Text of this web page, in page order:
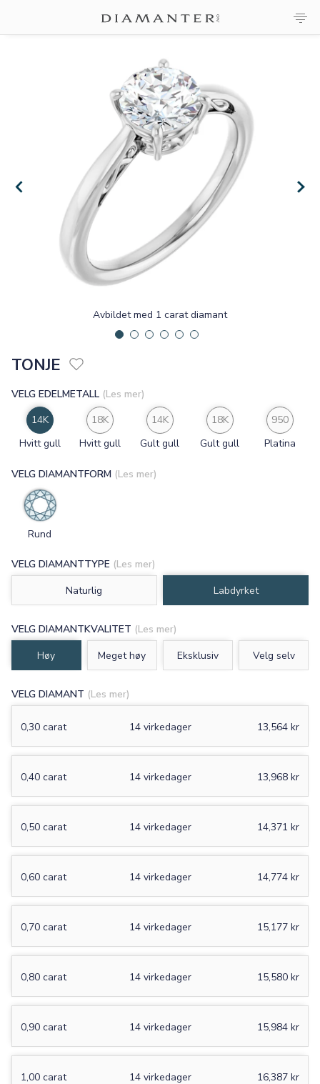
×
×
Avbildet med 1 carat diamant
TONJE
VELG DIAMANTTYPE (Les mer)
Naturlig
Labdyrket
VELG DIAMANTKVALITET (Les mer)
Høy
Meget høy Eksklusiv Velg selv
VELG DIAMANT (Les mer)
0,30 carat 13,564 kr
14 virkedager
0,40 carat 13,968 kr
14 virkedager
0,50 carat 14,371 kr
14 virkedager
0,60 carat 14,774 kr
14 virkedager
0,70 carat 15,177 kr
14 virkedager
0,80 carat 15,580 kr
14 virkedager
0,90 carat 15,984 kr
14 virkedager
1,00 carat 16,387 kr
14 virkedager
VELG EDELMETALL (Les mer)
14K
Hvitt gull
18K
Hvitt gull
14K
Gult gull
18K
Gult gull
950
Platina
VELG DIAMANTFORM (Les mer)
Rund